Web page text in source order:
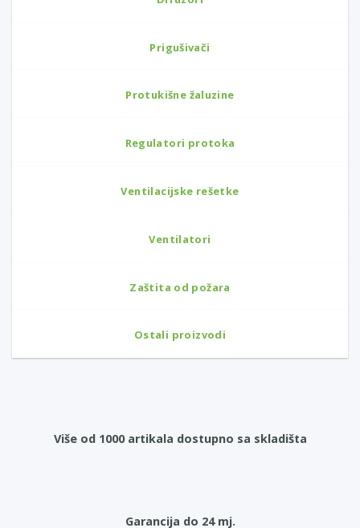
Prigušivači
Protukišne žaluzine
Regulatori protoka
Ventilacijske rešetke
Ventilatori
Zaštita od požara
Ostali proizvodi
Više od 1000 artikala dostupno sa skladišta
Garancija do 24 mj.